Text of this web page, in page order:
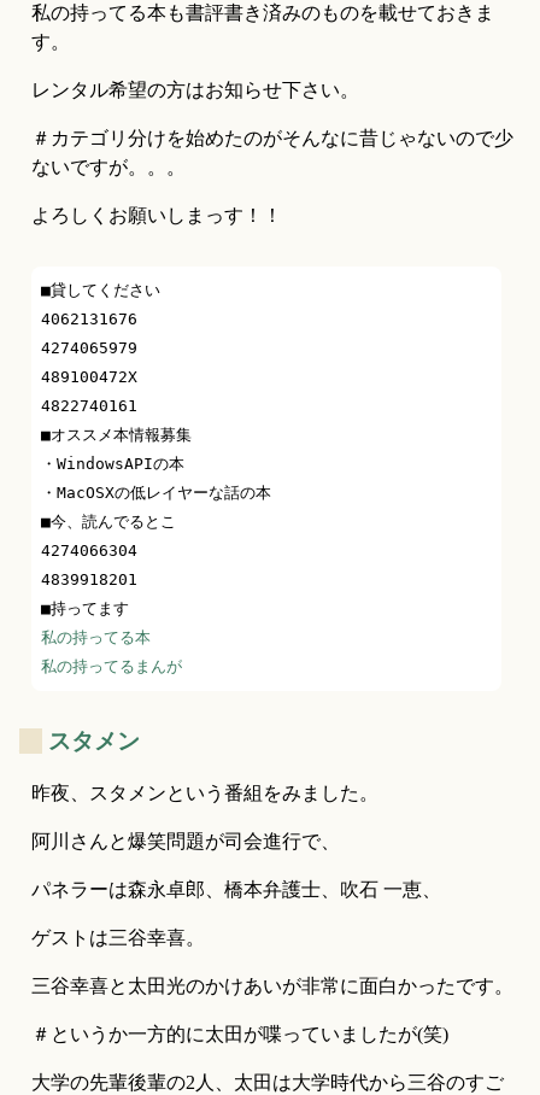
私の持ってる本も書評書き済みのものを載せておきま
す。
レンタル希望の方はお知らせ下さい。
＃カテゴリ分けを始めたのがそんなに昔じゃないので少
ないですが。。。
よろしくお願いしまっす！！
■貸してください
4062131676
4274065979
489100472X
4822740161
■オススメ本情報募集
・WindowsAPIの本
・MacOSXの低レイヤーな話の本
■今、読んでるとこ
4274066304
4839918201
私の持ってる本
私の持ってるまんが
スタメン
昨夜、スタメンという番組をみました。
阿川さんと爆笑問題が司会進行で、
パネラーは森永卓郎、橋本弁護士、吹石 一恵、
ゲストは三谷幸喜。
三谷幸喜と太田光のかけあいが非常に面白かったです。
＃というか一方的に太田が喋っていましたが(笑)
大学の先輩後輩の2人、太田は大学時代から三谷のすご